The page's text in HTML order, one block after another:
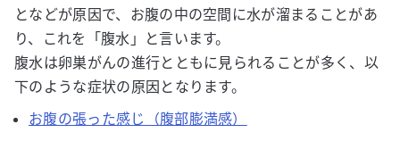
となどが原因で、お腹の中の空間に水が溜まることがあ
り、これを「腹水」と言います。
腹水は卵巣がんの進行とともに見られることが多く、以
下のような症状の原因となります。
お腹の張った感じ（腹部膨満感）